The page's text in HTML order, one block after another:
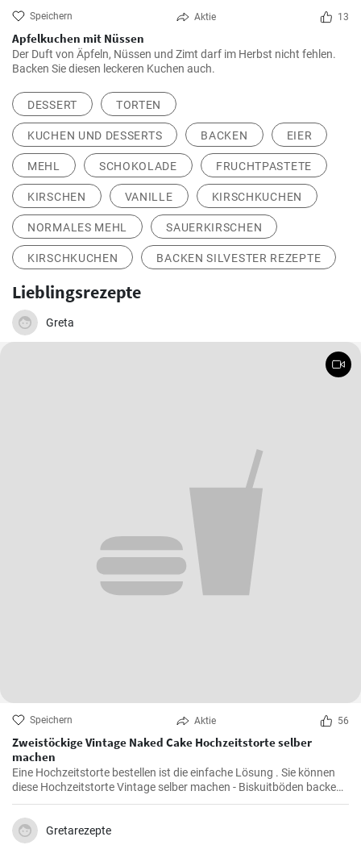
Speichern Aktie 13
Apfelkuchen mit Nüssen
Der Duft von Äpfeln, Nüssen und Zimt darf im Herbst nicht fehlen.
Backen Sie diesen leckeren Kuchen auch.
DESSERT TORTEN
KUCHEN UND DESSERTS BACKEN EIER
MEHL SCHOKOLADE FRUCHTPASTETE
KIRSCHEN VANILLE KIRSCHKUCHEN
NORMALES MEHL SAUERKIRSCHEN
KIRSCHKUCHEN BACKEN SILVESTER REZEPTE
Lieblingsrezepte
Greta
Speichern Aktie 56
Zweistöckige Vintage Naked Cake Hochzeitstorte selber
machen
Eine Hochzeitstorte bestellen ist die einfache Lösung . Sie können
diese Hochzeitstorte Vintage selber machen - Biskuitböden backen
und mit Mascarpone Quark Creme füllen . Den Abschluß des Naked
Cake bilden viele bunte Beeren und Früchte.
Gretarezepte